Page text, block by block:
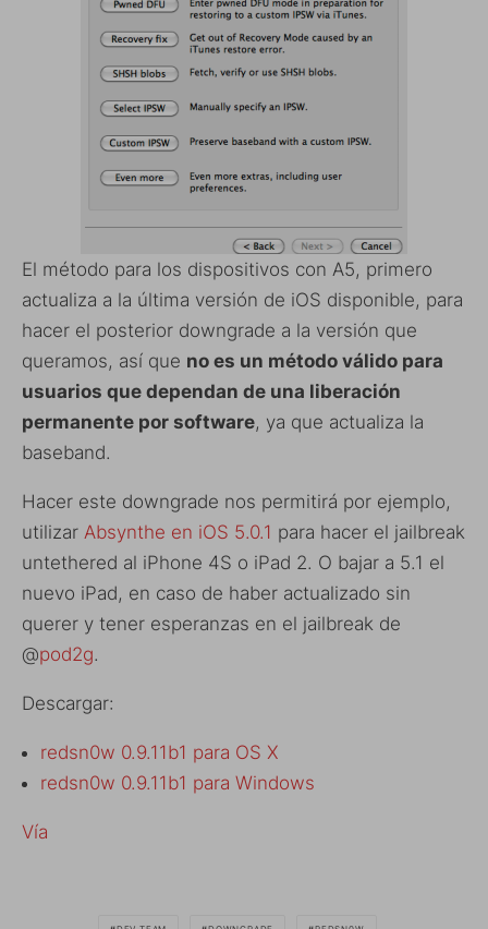
El método para los dispositivos con A5, primero
actualiza a la última versión de iOS disponible, para
hacer el posterior downgrade a la versión que
queramos, así que no es un método válido para
usuarios que dependan de una liberación
permanente por software, ya que actualiza la
baseband.
Hacer este downgrade nos permitirá por ejemplo,
utilizar Absynthe en iOS 5.0.1 para hacer el jailbreak
untethered al iPhone 4S o iPad 2. O bajar a 5.1 el
nuevo iPad, en caso de haber actualizado sin
querer y tener esperanzas en el jailbreak de
@pod2g.
Descargar:
redsn0w 0.9.11b1 para OS X
redsn0w 0.9.11b1 para Windows
Vía